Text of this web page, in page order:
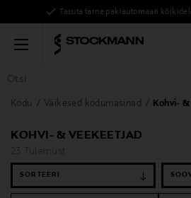
Tasuta tarne pakiautomaati
Menu
KÕIK TOOTED NAISED MEHED
Kodu Väikesed kodumasinad Kohvi-
KOHVI- & VEEKEETJAD
23 Tulemust
SORTEERI